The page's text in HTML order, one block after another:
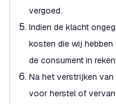
vergoed.
Indien de klacht
kosten die wij
de consument in
Na het verstrijken
voor herstel of